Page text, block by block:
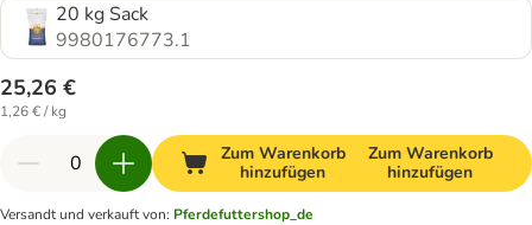
20 kg Sack
9980176773.1
25,26 €
1,26 € / kg
Zum Warenkorb
hinzufügen
Zum Warenkorb
hinzufügen
Versandt und verkauft von: Pferdefuttershop_de